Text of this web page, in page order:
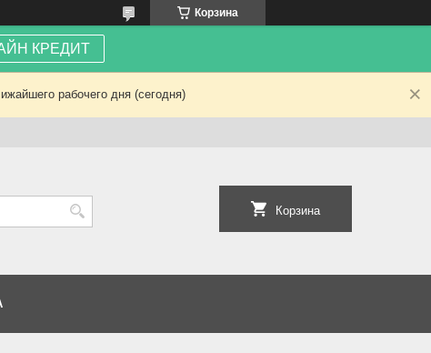
Корзина
КРЕДИТ
рабочего дня (сегодня)
Корзина